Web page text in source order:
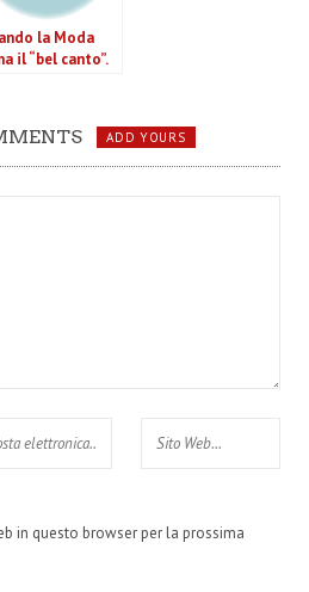
la Moda
il “bel canto”.
ADD YOURS
in questo browser per la prossima